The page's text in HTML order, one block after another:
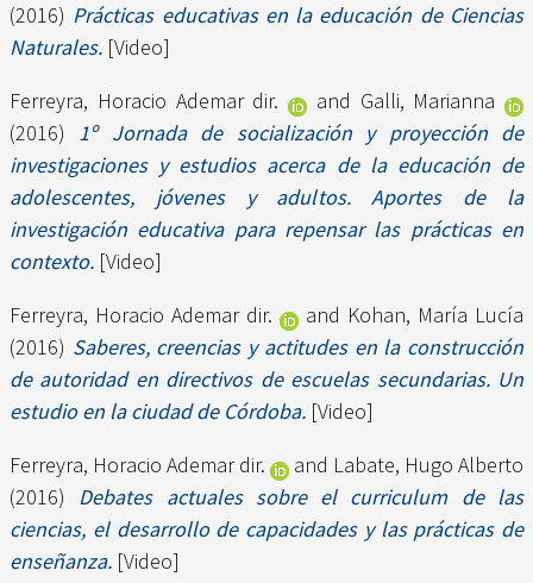
(2016) Prácticas educativas en la educación de Ciencias
Naturales. [Video]
Ferreyra, Horacio Ademar dir.
and Galli, Marianna
(2016) 1º Jornada de socialización y proyección de
investigaciones y estudios acerca de la educación de
adolescentes, jóvenes y adultos. Aportes de la
investigación educativa para repensar las prácticas en
contexto. [Video]
Ferreyra, Horacio Ademar dir.
and Kohan, María Lucía
(2016) Saberes, creencias y actitudes en la construcción
de autoridad en directivos de escuelas secundarias. Un
estudio en la ciudad de Córdoba. [Video]
Ferreyra, Horacio Ademar dir.
and Labate, Hugo Alberto
(2016) Debates actuales sobre el curriculum de las
ciencias, el desarrollo de capacidades y las prácticas de
enseñanza. [Video]